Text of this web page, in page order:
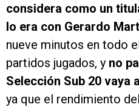
considera como un
lo era con Gerardo
nueve minutos en todo
partidos jugados, y no
Selección Sub 20 vaya
ya que el rendimiento